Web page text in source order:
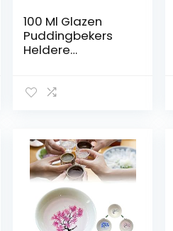
100 Ml Glazen
Puddingbekers
Heldere
Ijskommen Ei
Schotel Parfait
Cups Voor
Thuiskeuken 2
Stks